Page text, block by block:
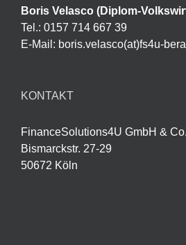
Boris Velasco (Diplom-
Tel.: 0157 714 667 39
E-Mail: boris.velasco(at)fs4u-
KONTAKT
FinanceSolutions4U GmbH &
Bismarckstr. 27-29
50672 Köln